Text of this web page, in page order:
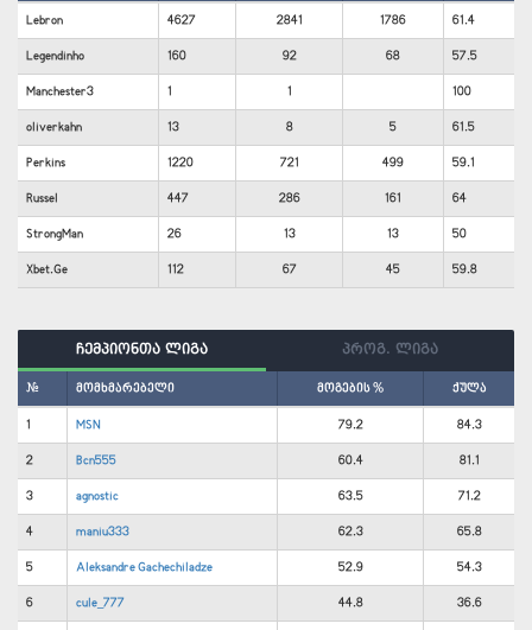
Lebron 4627 2841 1786 61.4
Legendinho 160 92 68 57.5
Manchester3 1 1 100
oliverkahn 13 8 5 61.5
Perkins 1220 721 499 59.1
Russel 447 286 161 64
StrongMan 26 13 13 50
Xbet.Ge 112 67 45 59.8
ჩემპიონთა ლიგა პროგ. ლიგა
# მომხმარებელი მოგების % ქულა
1 MSN 79.2 84.3
2 Bcn555 60.4 81.1
3 agnostic 63.5 71.2
4 maniu333 62.3 65.8
5 Aleksandre Gachechiladze 52.9 54.3
6 cule_777 44.8 36.6